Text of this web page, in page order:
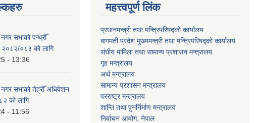
सभाको पन्ध्रौँ
०८३ को लागि
- 13:36
सभाको तेह्रौँ अधिवेशन
को लागि
- 11:56
महत्त्वपूर्ण लिंक
प्रधानमन्त्री तथा मन्त्रिपरिषद्को कार्यालय
बागमती प्रदेश मुख्यमन्त्री तथा मन्त्रिपरिषद्को कार्यालय
संघीय मामिला तथा सामान्य प्रशासन मन्त्रालय
गृह मन्त्रालय
अर्थ मन्त्रालय
सामान्य प्रशासन मन्त्रालय
परराष्ट्र मन्त्रालय
शान्ति तथा पुनर्निर्माण मन्त्रालय
निर्वाचन आयोग, नेपाल